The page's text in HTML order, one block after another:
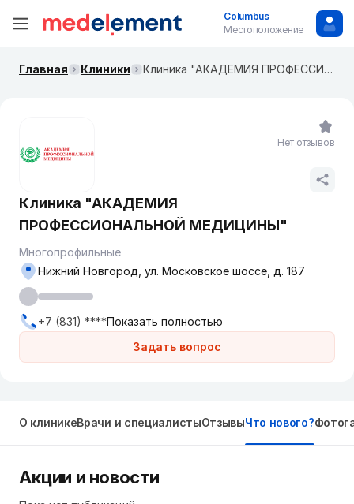
Columbus
Местоположение
Главная Клиники Клиника "АКАДЕМИЯ ПРОФЕССИОНАЛЬНОЙ МЕДИЦИНЫ"
Клиника "АКАДЕМИЯ
ПРОФЕССИОНАЛЬНОЙ МЕДИЦИНЫ"
Многопрофильные
Задать вопрос
Нижний Новгород, ул. Московское шоссе, д. 187
+7 (831) ****Показать полностью
Нет отзывов
О клиникеВрачи и специалистыОтзывыЧто нового?
Акции и новости